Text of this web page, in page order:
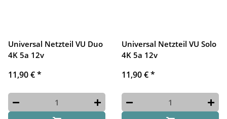
Universal Netzteil VU Duo
4K 5a 12v
11,90 €*
Universal Netzteil VU Solo
4K 5a 12v
11,90 €*